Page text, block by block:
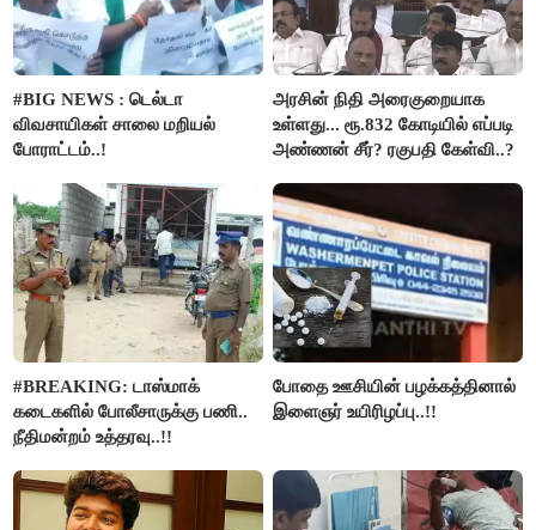
#BIG NEWS : டெல்டா
விவசாயிகள் சாலை மறியல்
போராட்டம்..!
அரசின் நிதி அரைகுறையாக
உள்ளது... ரூ.832 கோடியில் எப்படி
அண்ணன் சீர்? ரகுபதி கேள்வி..?
#BREAKING: டாஸ்மாக்
கடைகளில் போலீசாருக்கு பணி..
நீதிமன்றம் உத்தரவு..!!
போதை ஊசியின் பழக்கத்தினால்
இளைஞர் உயிரிழப்பு..!!